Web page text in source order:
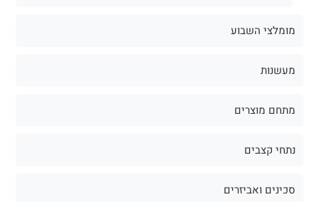
מומלצי השבוע
מעשנות
מתחם מוצרים
נתחי קצבים
סכינים ואביזרים